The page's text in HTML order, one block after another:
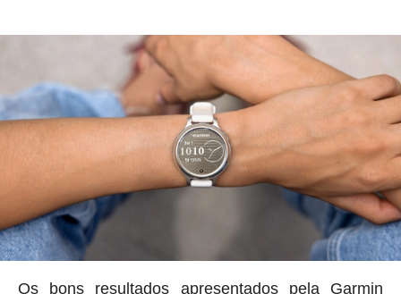
Os bons resultados apresentados pela Garmin